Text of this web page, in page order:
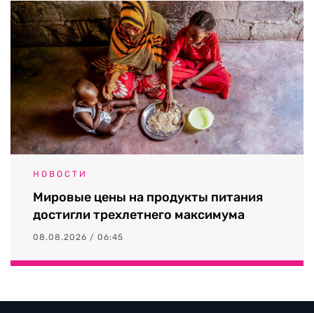
НОВОСТИ
Мировые цены на продукты питания
достигли трехлетнего максимума
08.08.2026 / 06:45